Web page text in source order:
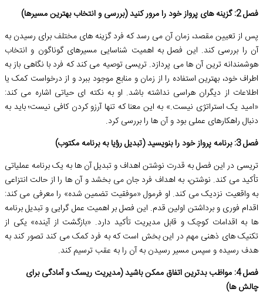
فصل 2: گزینه های پرواز خود را مرور کنید (بررسی و انتخاب بهترین مسیرها)
پس از تعیین مقصد، زمان آن می رسد که فرد گزینه های مختلف برای رسیدن به
آن را بررسی کند. این فصل به اهمیت شناسایی مسیرهای گوناگون و انتخاب
هوشمندانه ترین آن ها می پردازد. تریسی توصیه می کند که فرد با نگاهی باز به
اطراف خود، بهترین استفاده را از زمان و منابع موجود ببرد و از درخواست کمک یا
اطلاعات از دیگران هراسی نداشته باشد. او به نکته ای حیاتی اشاره می کند:
«امید یک استراتژی نیست.» به این معنا که تنها آرزو کردن کافی نیست؛ باید به
دنبال راهکارهای عملی بود و آن ها را بررسی کرد.
فصل 3: برنامه پرواز خود را بنویسید (تبدیل رؤیا به برنامه مکتوب)
تریسی در این فصل به قدرت نوشتن اهداف و تبدیل آن ها به یک برنامه عملیاتی
تأکید می کند. نوشتن، به اهداف فرد جان می بخشد و آن ها را از حالت انتزاعی
به واقعیت نزدیک می کند. او فرمول «موفقیت تضمین شده» را معرفی می کند:
اقدام فوری و برداشتن اولین قدم. این فصل بر اهمیت عمل گرایی و تبدیل برنامه
ها به اقدامات کوچک و قابل مدیریت تأکید دارد. «بازگشت از آینده» یکی از
تکنیک های ذهنی مهم در این بخش است که به فرد کمک می کند تصور کند به
هدف رسیده و سپس مسیر رسیدن به آن را به عقب ترسیم کند.
فصل 4: مواظب بدترین اتفاق ممکن باشید (مدیریت ریسک و آمادگی برای
چالش ها)